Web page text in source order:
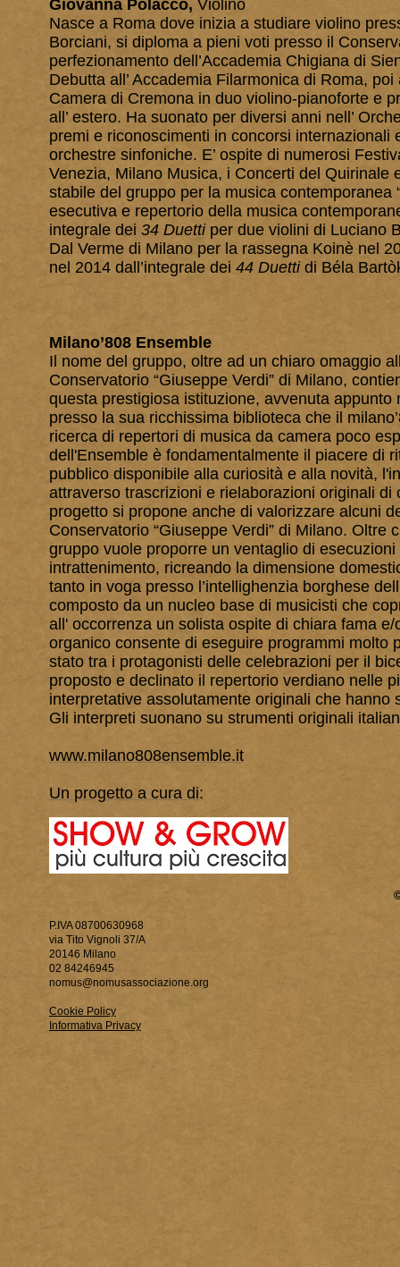
Giovanna Polacco, Violino
Nasce a Roma dove inizia a studiare violino
Borciani, si diploma a pieni voti presso il
perfezionamento dell’Accademia Chigiana di
Debutta all’ Accademia Filarmonica di Roma,
Camera di Cremona in duo violino-pianoforte e
all’ estero. Ha suonato per diversi anni nell’
premi e riconoscimenti in concorsi
orchestre sinfoniche. E’ ospite di numerosi
Venezia, Milano Musica, i Concerti del Quirinale
stabile del gruppo per la musica contemporanea
esecutiva e repertorio della musica
integrale dei 34 Duettiper due violini di Luciano
Dal Verme di Milano per la rassegna Koinè nel
nel 2014 dall’integrale dei 44 Duettidi Béla
Milano’808 Ensemble
Il nome del gruppo, oltre ad un chiaro omaggio
Conservatorio “Giuseppe Verdi” di Milano,
questa prestigiosa istituzione, avvenuta
presso la sua ricchissima biblioteca che il
ricerca di repertori di musica da camera poco
dell'Ensemble è fondamentalmente il piacere di
pubblico disponibile alla curiosità e alla novità,
attraverso trascrizioni e rielaborazioni originali
progetto si propone anche di valorizzare alcuni
Conservatorio “Giuseppe Verdi” di Milano. Oltre
gruppo vuole proporre un ventaglio di
intrattenimento, ricreando la dimensione
tanto in voga presso l’intellighenzia borghese
composto da un nucleo base di musicisti che
all' occorrenza un solista ospite di chiara fama
organico consente di eseguire programmi molto
stato tra i protagonisti delle celebrazioni per il
proposto e declinato il repertorio verdiano nelle
interpretative assolutamente originali che hanno
Gli interpreti suonano su strumenti originali
www.milano808ensemble.it
Un progetto a cura di:
P.IVA 08700630968
via Tito Vignoli 37/A
20146 Milano
02 84246945
nomus@nomusassociazione.org
Cookie Policy
Informativa Privacy